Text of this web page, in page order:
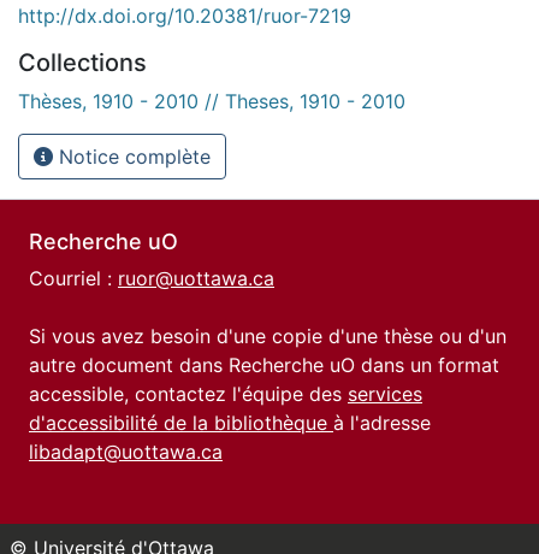
http://dx.doi.org/10.20381/ruor-7219
Collections
Thèses, 1910 - 2010 // Theses, 1910 - 2010
Notice complète
Recherche uO
Courriel : ruor@uottawa.ca
Si vous avez besoin d'une copie d'une thèse ou d'un
autre document dans Recherche uO dans un format
accessible, contactez l'équipe des services
d'accessibilité de la bibliothèque à l'adresse
libadapt@uottawa.ca
© Université d'Ottawa